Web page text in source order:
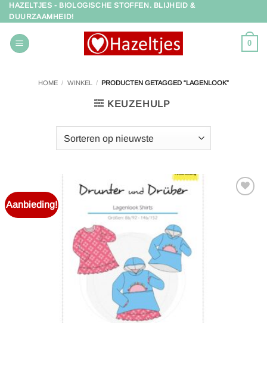
Ga
naar
inhoud
HAZELTJES - BIOLOGISCHE STOFFEN. BLIJHEID &
DUURZAAMHEID!
0
HOME / WINKEL / PRODUCTEN GETAGGED “LAGENLOOK”
KEUZEHULP
Aanbieding!